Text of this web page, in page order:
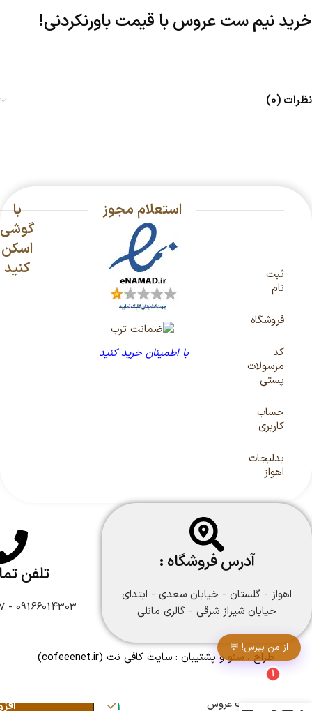
خرید نیم ست عروس با قیمت باورنکردنی!
نظرات (0)
ثبت
نام
فروشگاه
کد
مرسولات
پستی
حساب
کاربری
بدلیجات
اهواز
استعلام مجوز
با اطمینان خرید کنید
با
گوشی
اسکن
کنید
آدرس فروشگاه :
اهواز - گلستان - خیابان سعدی - ابتدای
خیابان شیراز شرقی - گالری مانلی
تلفن
09166014303 - 09166108747
طراح ، سئو و پشتیبان : سایت کافی نت (cofeeenet.ir)
نیم ست عروس
1
از من بپرس! 💬
1